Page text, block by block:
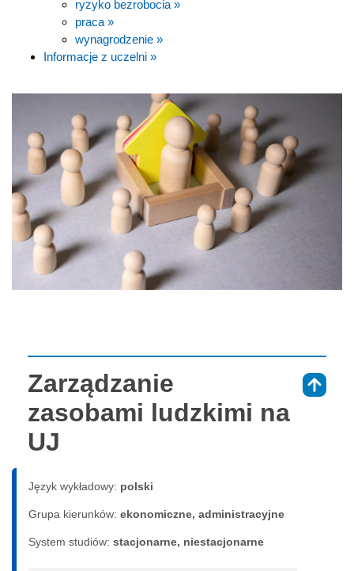
ryzyko bezrobocia »
praca »
wynagrodzenie »
Informacje z uczelni »
Zarządzanie
zasobami ludzkimi na
UJ
Język wykładowy: polski
Grupa kierunków: ekonomiczne, administracyjne
System studiów: sta­cjo­nar­ne, nie­sta­cjo­nar­ne